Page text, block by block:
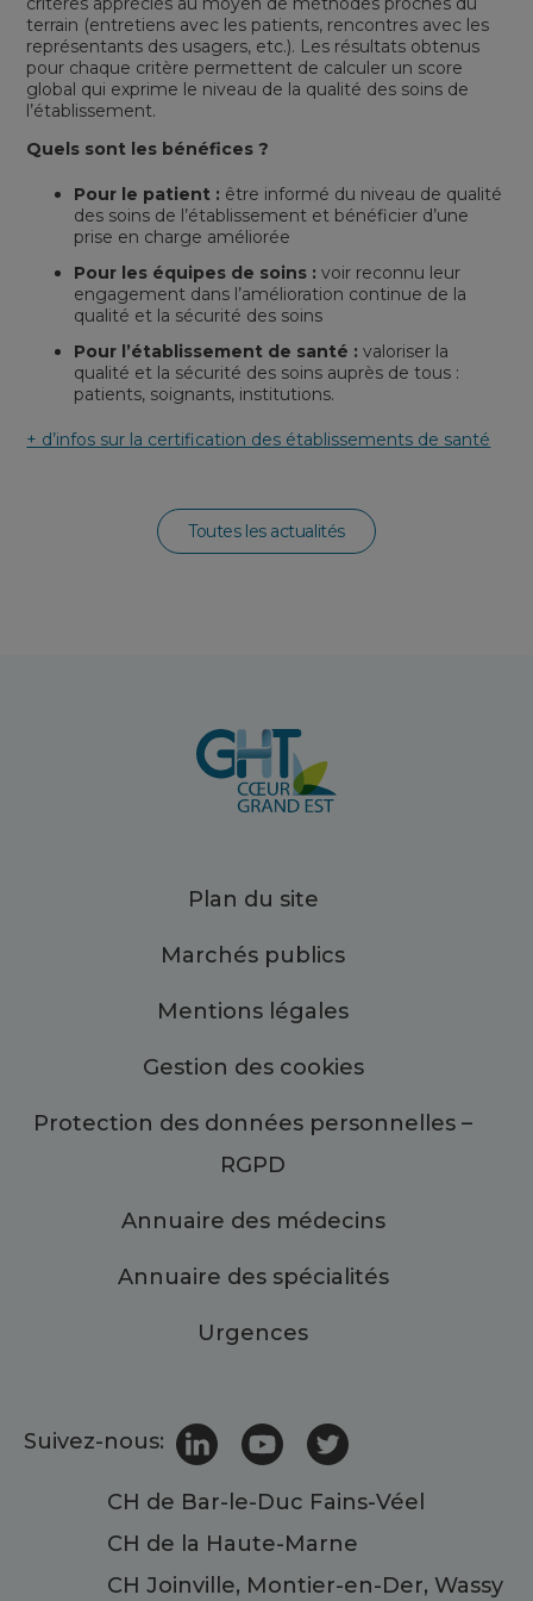
terrain (entretiens avec les patients, rencontres avec les
représentants des usagers, etc.). Les résultats obtenus
pour chaque critère permettent de calculer un score
global qui exprime le niveau de la qualité des soins de
l’établissement.
Quels sont les bénéfices ?
Pour le patient : être informé du niveau de qualité
des soins de l’établissement et bénéficier d’une
prise en charge améliorée
Pour les équipes de soins : voir reconnu leur
engagement dans l’amélioration continue de la
qualité et la sécurité des soins
Pour l’établissement de santé : valoriser la
qualité et la sécurité des soins auprès de tous :
patients, soignants, institutions.
+ d’infos sur la certification des établissements de santé
Toutes les actualités
Plan du site
Marchés publics
Mentions légales
Gestion des cookies
Protection des données personnelles –
RGPD
Annuaire des médecins
Annuaire des spécialités
Urgences
Suivez-nous:
CH de Bar-le-Duc Fains-Véel
CH de la Haute-Marne
CH Joinville, Montier-en-Der, Wassy